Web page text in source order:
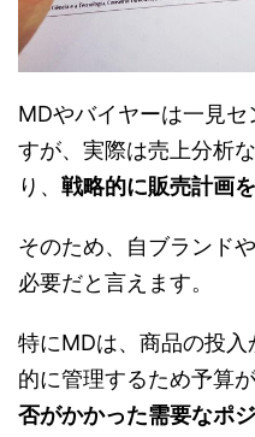
MDやバイヤーは一見
すが、実際は売上分析
り、 戦略的に販売計画
そのため、自ブランド
必要だと言えます。
特にMDは、商品の投
的に管理するため予算が
否がかかった需要なポ